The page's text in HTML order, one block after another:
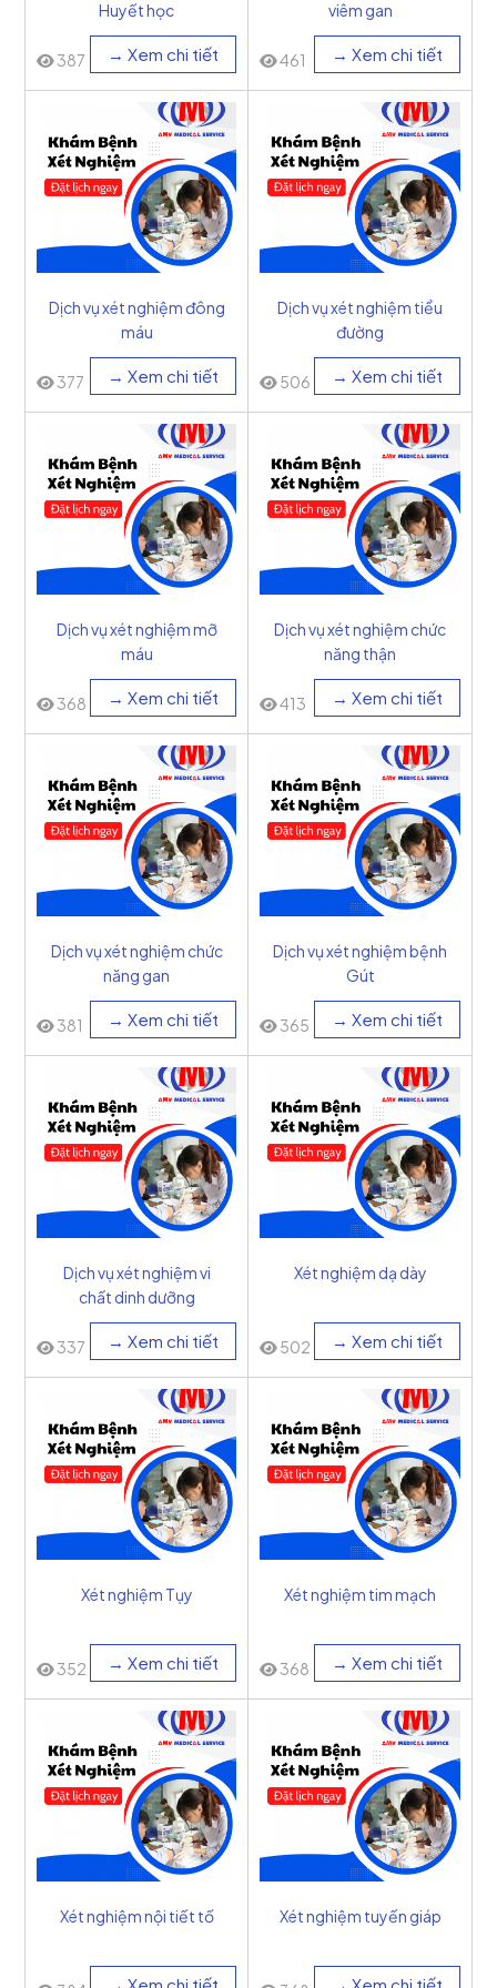
Huyết học
387 → Xem chi tiết
viêm gan
461 → Xem chi tiết
Dịch vụ xét nghiệm đông
máu
377 → Xem chi tiết
Dịch vụ xét nghiệm tiểu
đường
506 → Xem chi tiết
Dịch vụ xét nghiệm mỡ
máu
368 → Xem chi tiết
Dịch vụ xét nghiệm chức
năng thận
413 → Xem chi tiết
Dịch vụ xét nghiệm chức
năng gan
381 → Xem chi tiết
Dịch vụ xét nghiệm bệnh
Gút
365 → Xem chi tiết
Dịch vụ xét nghiệm vi
chất dinh dưỡng
337 → Xem chi tiết
Xét nghiệm dạ dày
502 → Xem chi tiết
Xét nghiệm Tụy
352 → Xem chi tiết
Xét nghiệm tim mạch
368 → Xem chi tiết
Xét nghiệm nội tiết tố Xét nghiệm tuyến giáp